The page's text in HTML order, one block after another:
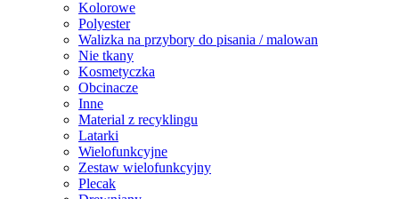
Kolorowe
Polyester
Walizka na przybory do pisania / malowan
Nie tkany
Kosmetyczka
Obcinacze
Inne
Material z recyklingu
Latarki
Wielofunkcyjne
Zestaw wielofunkcyjny
Plecak